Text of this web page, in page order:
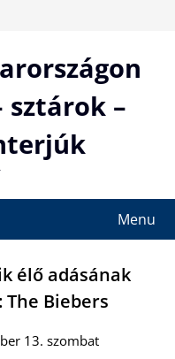
sztárok –
Menu
élő adásának
Biebers
13. szombat